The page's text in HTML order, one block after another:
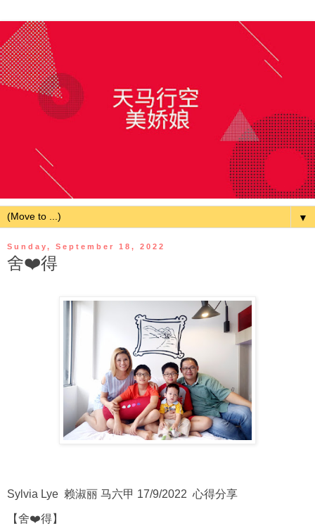
▼
Sunday, September 18, 2022
舍❤️得
Sylvia Lye 赖淑丽 马六甲 17/9/2022 心得分享
【舍❤️得】